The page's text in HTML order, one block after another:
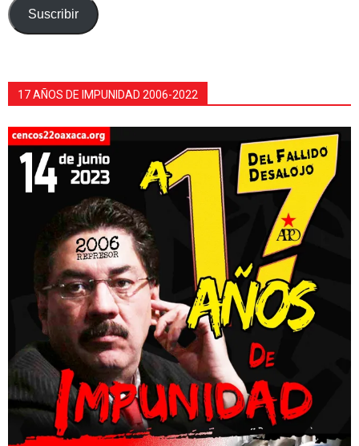
electrónico
Suscribir
17 AÑOS DE IMPUNIDAD 2006-2022